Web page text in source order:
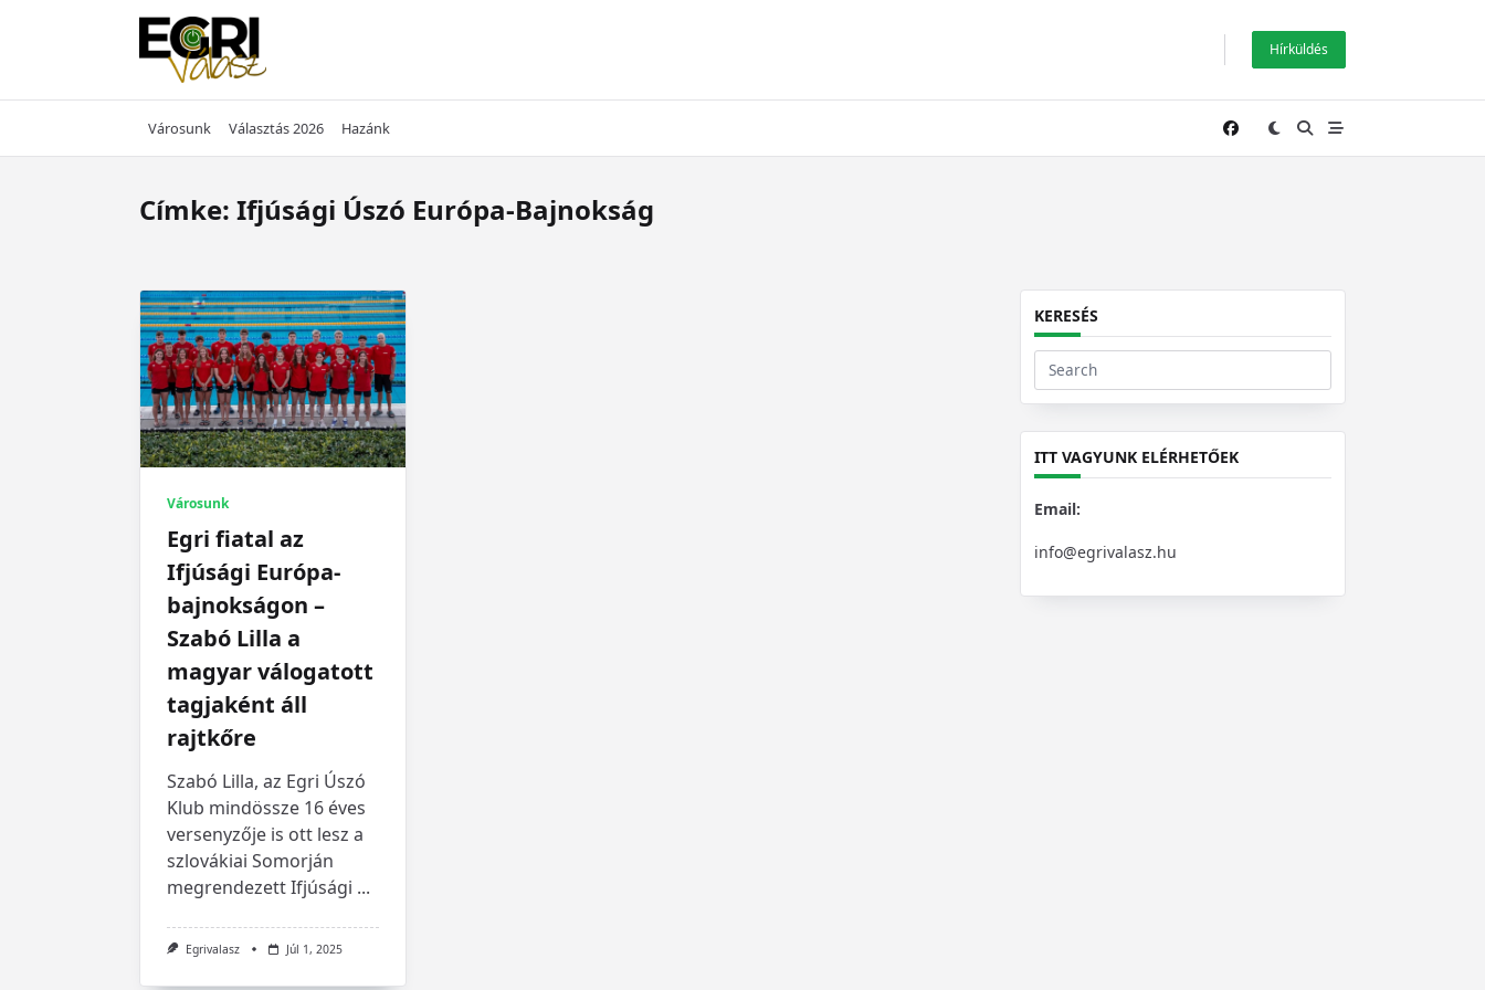
Hírküldés
Városunk Választás 2026 Hazánk
Címke: Ifjúsági Úszó Európa-Bajnokság
Városunk
Egri fiatal az
Ifjúsági Európa-
bajnokságon –
Szabó Lilla a
magyar válogatott
tagjaként áll
rajtkőre
Szabó Lilla, az Egri Úszó
Klub mindössze 16 éves
versenyzője is ott lesz a
szlovákiai Somorján
megrendezett Ifjúsági ...
Egrivalasz Júl 1, 2025
KERESÉS
Search
for:
ITT VAGYUNK ELÉRHETŐEK
Email:
info@egrivalasz.hu